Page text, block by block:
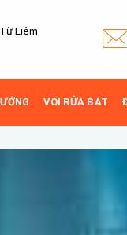
Liêm
VÒI RỬA BÁT